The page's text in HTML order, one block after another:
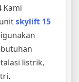
Kami
skylift 15
listrik,